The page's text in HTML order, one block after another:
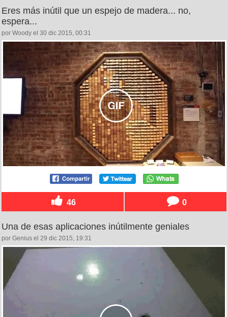
Eres más inútil que un espejo de madera... no,
espera...
por Woody el 30 dic 2015, 00:31
46 0
Una de esas aplicaciones inútilmente geniales
por Genius el 29 dic 2015, 19:31